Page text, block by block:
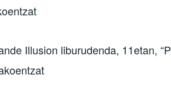
Illusion liburudenda, 11etan,